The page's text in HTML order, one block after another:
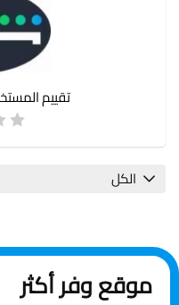
تقييم
الكل
موقع وفر أكثر